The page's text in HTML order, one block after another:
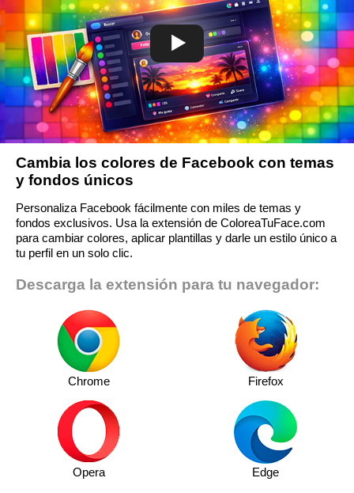
Cambia los colores de Facebook con temas
y fondos únicos
Personaliza Facebook fácilmente con miles de temas y
fondos exclusivos. Usa la extensión de ColoreaTuFace.com
para cambiar colores, aplicar plantillas y darle un estilo único a
tu perfil en un solo clic.
Descarga la extensión para tu navegador:
Chrome Firefox
Opera Edge